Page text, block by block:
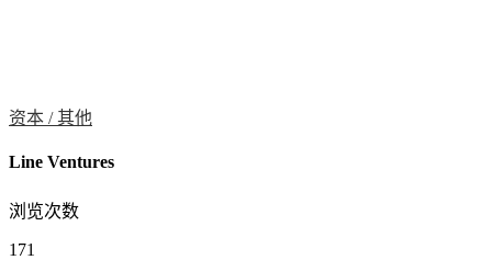
资本 /其他
Line Ventures
浏览次数
171